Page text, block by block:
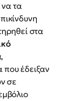
να τα
στα
έδειξαν
σε